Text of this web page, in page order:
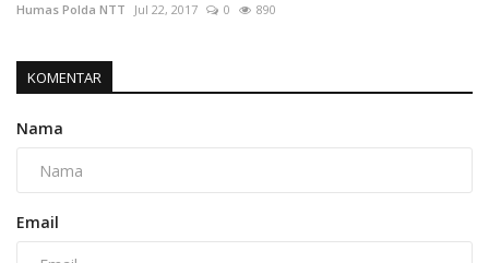
Humas Polda NTT Jul 22, 2017 0 890
KOMENTAR
Nama
Email